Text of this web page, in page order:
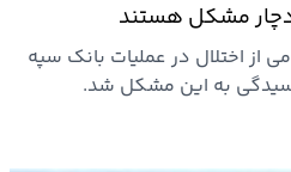
دچار مشکل هستند
از اختلال در عملیات بانک سپه
رسیدگی به این مشکل شد.